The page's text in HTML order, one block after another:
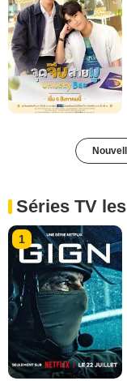
Séries TV
1